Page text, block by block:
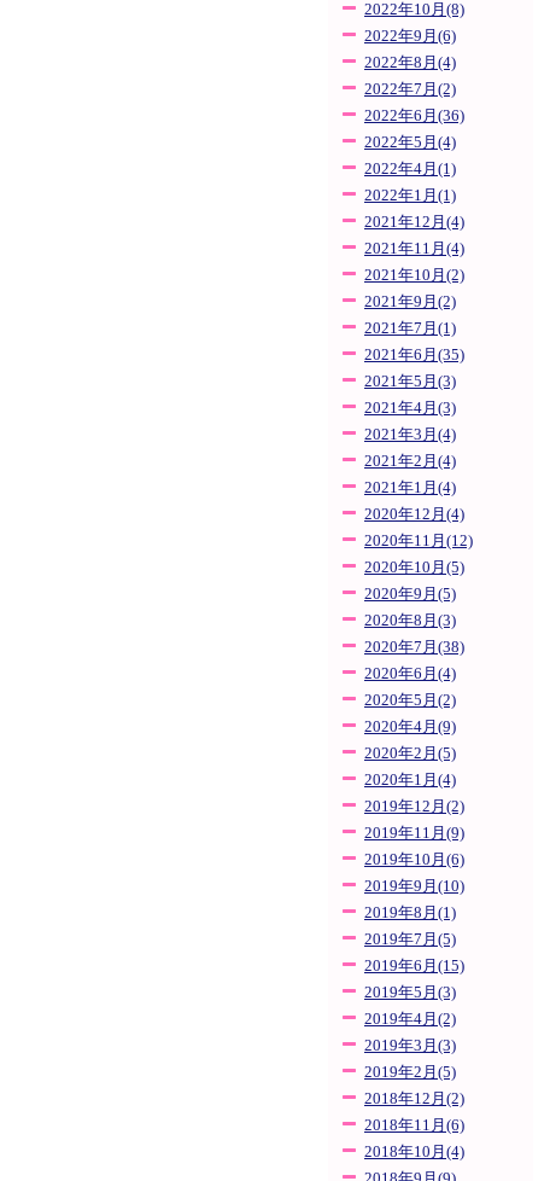
2022年10月(8)
2022年9月(6)
2022年8月(4)
2022年7月(2)
2022年6月(36)
2022年5月(4)
2022年4月(1)
2022年1月(1)
2021年12月(4)
2021年11月(4)
2021年10月(2)
2021年9月(2)
2021年7月(1)
2021年6月(35)
2021年5月(3)
2021年4月(3)
2021年3月(4)
2021年2月(4)
2021年1月(4)
2020年12月(4)
2020年11月(12)
2020年10月(5)
2020年9月(5)
2020年8月(3)
2020年7月(38)
2020年6月(4)
2020年5月(2)
2020年4月(9)
2020年2月(5)
2020年1月(4)
2019年12月(2)
2019年11月(9)
2019年10月(6)
2019年9月(10)
2019年8月(1)
2019年7月(5)
2019年6月(15)
2019年5月(3)
2019年4月(2)
2019年3月(3)
2019年2月(5)
2018年12月(2)
2018年11月(6)
2018年10月(4)